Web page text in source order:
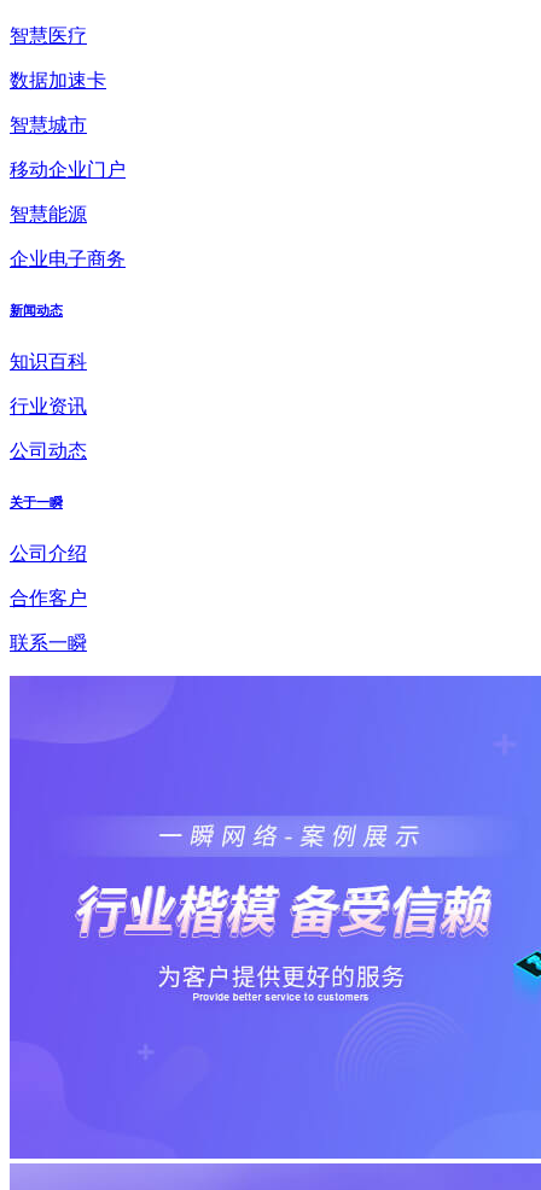
智慧医疗
数据加速卡
智慧城市
移动企业门户
智慧能源
企业电子商务
新闻动态
知识百科
行业资讯
公司动态
关于一瞬
公司介绍
合作客户
联系一瞬